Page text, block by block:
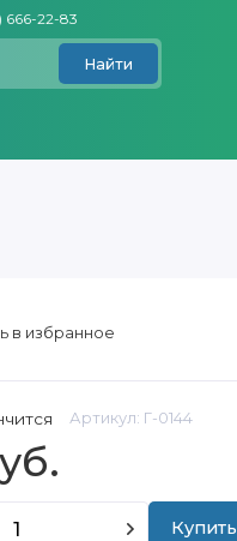
666-22-83
Найти
в избранное
Артикул: Г-0144
Купить